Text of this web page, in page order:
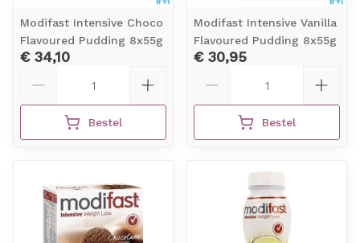
Modifast Intensive Choco
Flavoured Pudding 8x55g
€ 34,10
Bestel
Modifast Intensive Vanilla
Flavoured Pudding 8x55g
€ 30,95
Bestel